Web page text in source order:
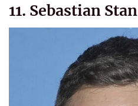
11. Sebastian Stan